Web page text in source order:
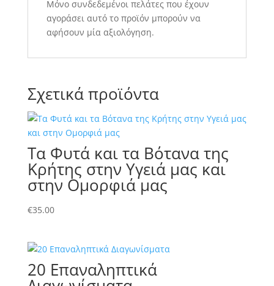
Μόνο συνδεδεμένοι πελάτες που έχουν
αγοράσει αυτό το προϊόν μπορούν να
αφήσουν μία αξιολόγηση.
Σχετικά προϊόντα
Τα Φυτά και τα Βότανα της
Κρήτης στην Υγειά μας και
στην Ομορφιά μας
€35.00
20 Επαναληπτικά